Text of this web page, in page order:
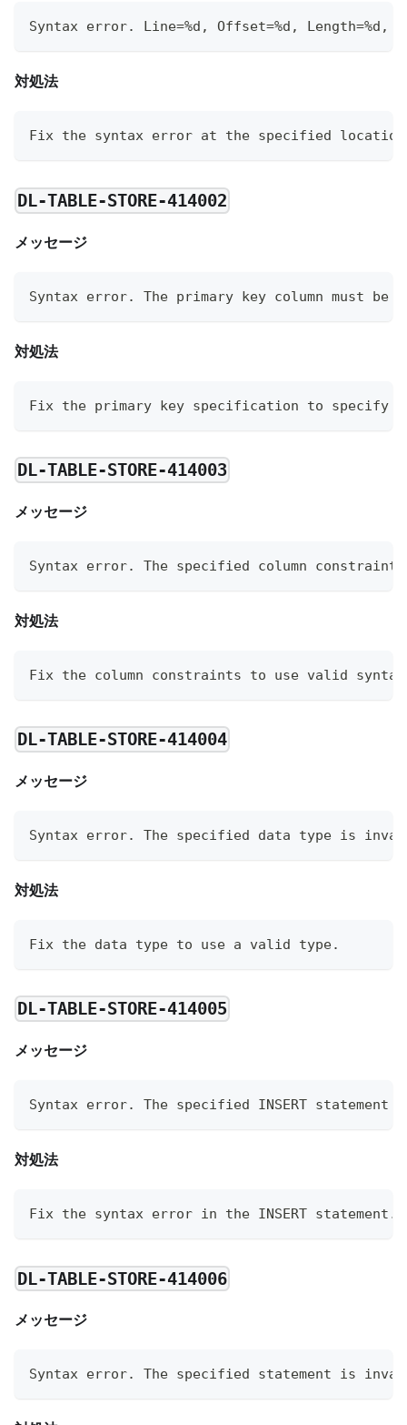
Syntax error. Line=%d, Offset=%d, Length=%d,
対処法
Fix the syntax error at the specified
DL-TABLE-STORE-414002
メッセージ
Syntax error. The primary key column must
対処法
Fix the primary key specification to specify
DL-TABLE-STORE-414003
メッセージ
Syntax error. The specified column
対処法
Fix the column constraints to use valid
DL-TABLE-STORE-414004
メッセージ
Syntax error. The specified data type is
対処法
Fix the data type to use a valid type.
DL-TABLE-STORE-414005
メッセージ
Syntax error. The specified INSERT
対処法
Fix the syntax error in the INSERT statement.
DL-TABLE-STORE-414006
メッセージ
Syntax error. The specified statement is